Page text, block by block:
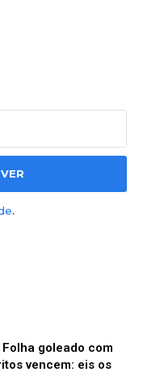
.
goleado com
vencem: eis os